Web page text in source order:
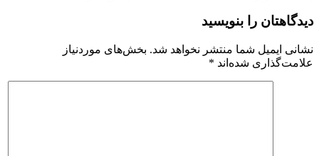
دیدگاهتان را بنویسید
نشانی ایمیل شما منتشر نخواهد شد. بخش‌های موردنیاز
علامت‌گذاری شده‌اند *